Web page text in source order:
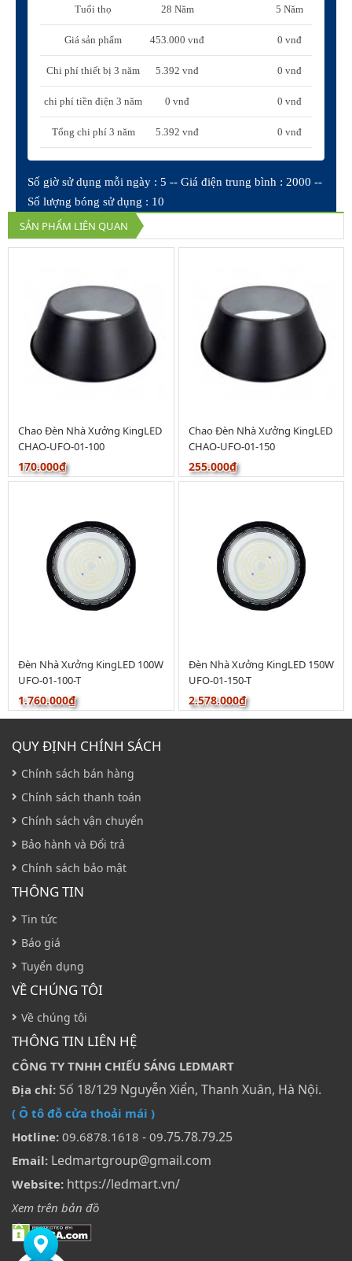
Tuổi thọ
Giá sản phẩm
Chi phí thiết bị 3 năm
chi phí tiền điện 3 năm
Tổng chi phí 3 năm
28 Năm
453.000 vnđ
5.392 vnđ
0 vnđ
5.392 vnđ
5 Năm
0 vnđ
0 vnđ
0 vnđ
0 vnđ
Số giờ sử dụng mỗi ngày : 5 -- Giá điện trung bình : 2000 --
Số lượng bóng sử dụng : 10
SẢN PHẨM LIÊN QUAN
Chao Đèn Nhà Xưởng KingLED
CHAO-UFO-01-100
170.000₫
Chao Đèn Nhà Xưởng KingLED
CHAO-UFO-01-150
255.000₫
Đèn Nhà Xưởng KingLED 100W
UFO-01-100-T
1.760.000₫
Đèn Nhà Xưởng KingLED 150W
UFO-01-150-T
2.578.000₫
QUY ĐỊNH CHÍNH SÁCH
Chính sách bán hàng
Chính sách thanh toán
Chính sách vận chuyển
Bảo hành và Đổi trả
Chính sách bảo mật
THÔNG TIN
Tin tức
Báo giá
Tuyển dụng
VỀ CHÚNG TÔI
Về chúng tôi
THÔNG TIN LIÊN HỆ
CÔNG TY TNHH CHIẾU SÁNG LEDMART
Địa chỉ: Số 18/129 Nguyễn Xiển, Thanh Xuân, Hà Nội.
( Ô tô đỗ cửa thoải mái )
Hotline: 09.6878.1618 - 09.75.78.79.25
Email: Ledmartgroup@gmail.com
Website: https://ledmart.vn/
Xem trên bản đồ